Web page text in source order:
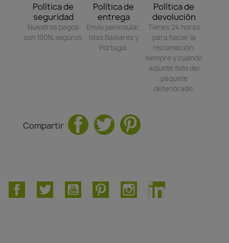
Política de
seguridad
Nuestros pagos
son 100% seguros.
Política de
entrega
Envío peninsular,
Islas Baleares y
Portugal.
Política de
devolución
Tienes 24 horas
para hacer la
reclamación,
siempre y cuando
adjunte foto del
paquete
deteriorado.
Compartir
FacebookTwitter YouTube PinterestInstagramLinkedIn